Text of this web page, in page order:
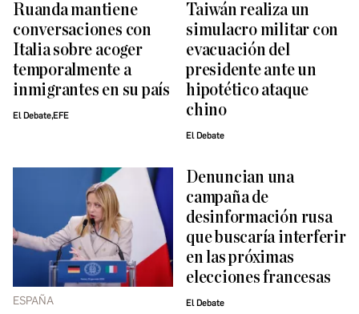
Ruanda mantiene
conversaciones con
Italia sobre acoger
temporalmente a
inmigrantes en su país
El Debate,EFE
Taiwán realiza un
simulacro militar con
evacuación del
presidente ante un
hipotético ataque
chino
El Debate
ESPAÑA
Denuncian una
campaña de
desinformación rusa
que buscaría interferir
en las próximas
elecciones francesas
El Debate